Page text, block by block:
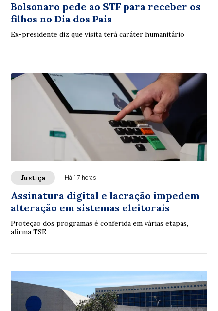
Bolsonaro pede ao STF para receber os
filhos no Dia dos Pais
Ex-presidente diz que visita terá caráter humanitário
Justiça Há 17 horas
Assinatura digital e lacração impedem
alteração em sistemas eleitorais
Proteção dos programas é conferida em várias etapas,
afirma TSE